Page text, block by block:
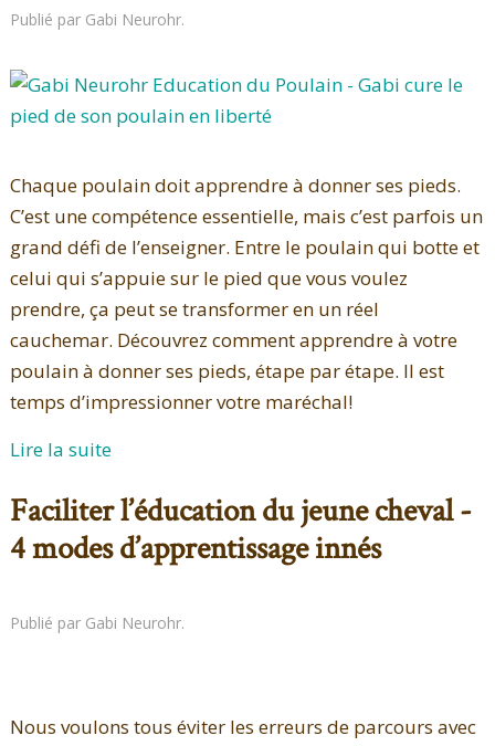
Publié par Gabi Neurohr.
Chaque poulain doit apprendre à donner ses pieds.
C’est une compétence essentielle, mais c’est parfois un
grand défi de l’enseigner. Entre le poulain qui botte et
celui qui s’appuie sur le pied que vous voulez
prendre, ça peut se transformer en un réel
cauchemar. Découvrez comment apprendre à votre
poulain à donner ses pieds, étape par étape. Il est
temps d’impressionner votre maréchal!
Lire la suite
Faciliter l’éducation du jeune cheval -
4 modes d’apprentissage innés
Publié par Gabi Neurohr.
Nous voulons tous éviter les erreurs de parcours avec